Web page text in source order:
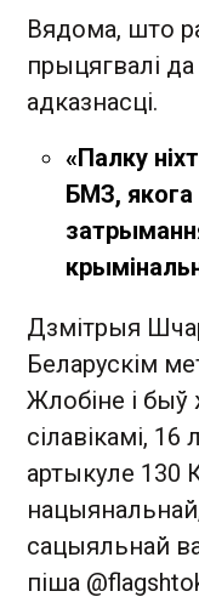
Вядома, што
прыцягвалі
адказнасці.
«Палку
БМЗ, якога
Дзмітрыя
Беларускім
Жлобіне і
сілавікамі,
артыкуле 130
сацыяльнай
піша